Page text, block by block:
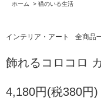
ホーム
> 猫のいる生活
インテリア・アート 全商品
飾れるコロコロ
4,180円(税380円)